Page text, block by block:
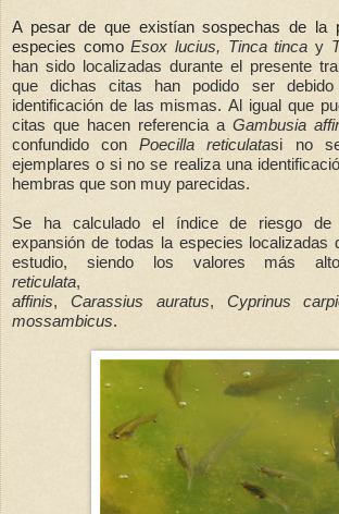
A pesar de que existían sospechas de la
especies comoEsox lucius, Tinca tincay
han sido localizadas durante el presente
que dichas citas han podido ser
identificación de las mismas.Al igual que
citas que hacen referencia a Gambusia
confundido conPoecilla reticulatasi no
ejemplares o si no se realiza una
hembras que son muy parecidas.
Se ha calculado el índicede riesgo de
expansión de todas la especies localizadas
estudio, siendo los valores más
reticulata
affinis, Carassius auratus, Cyprinus
mossambicus.